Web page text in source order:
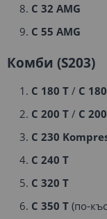
C 32 AMG
C 55 AMG
Комби (S203)
C 180 T / C
C 200 T / C
C 230
C 240 T
C 320 T
C 350 T (по-